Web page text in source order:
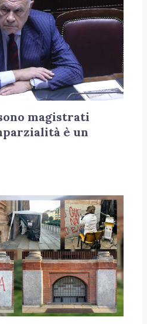
magistrati
è un